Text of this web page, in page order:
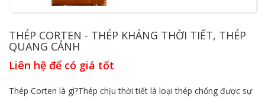
THÉP CORTEN - THÉP KHÁNG THỜI TIẾT, THÉP
QUANG CẢNH
Liên hệ để có giá tốt
Thép Corten là gì?​Thép chịu thời tiết là loại thép chống được sự